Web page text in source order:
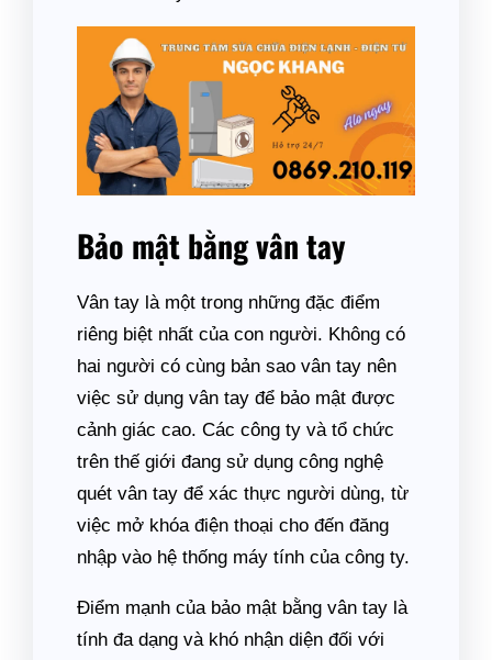
Bảo mật bằng vân tay
Vân tay là một trong những đặc điểm
riêng biệt nhất của con người. Không có
hai người có cùng bản sao vân tay nên
việc sử dụng vân tay để bảo mật được
cảnh giác cao. Các công ty và tổ chức
trên thế giới đang sử dụng công nghệ
quét vân tay để xác thực người dùng, từ
việc mở khóa điện thoại cho đến đăng
nhập vào hệ thống máy tính của công ty.
Điểm mạnh của bảo mật bằng vân tay là
tính đa dạng và khó nhận diện đối với